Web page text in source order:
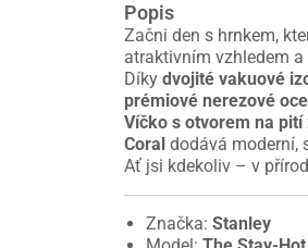
Popis
Začni den s hrnkem,
atraktivním vzhledem
Díky dvojité vakuové
prémiové nerezové
Víčko s otvorem na pití
Coral dodává moderní,
Ať jsi kdekoliv – v
Značka: Stanley